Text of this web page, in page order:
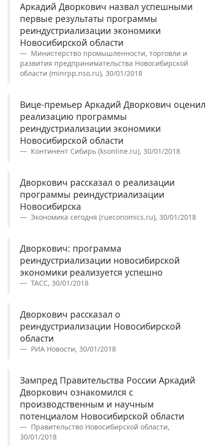
Аркадий Дворкович назвал успешными
первые результаты программы
реиндустриализации экономики
Новосибирской области
Министерство промышленности, торговли и
развития предпринимательства Новосибирской
области (minrpp.nso.ru), 30/01/2018
Вице-премьер Аркадий Дворкович оценил
реализацию программы
реиндустриализации экономики
Новосибирской области
Континент Сибирь (ksonline.ru), 30/01/2018
Дворкович рассказал о реализации
программы реиндустриализации
Новосибирска
Экономика сегодня (rueconomics.ru), 30/01/2018
Дворкович: программа
реиндустриализации новосибирской
экономики реализуется успешно
ТАСС, 30/01/2018
Дворкович рассказал о
реиндустриализации Новосибирской
области
РИА Новости, 30/01/2018
Зампред Правительства России Аркадий
Дворкович ознакомился с
производственным и научным
потенциалом Новосибирской области
Правительство Новосибирской области,
30/01/2018